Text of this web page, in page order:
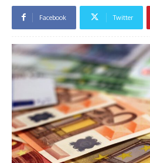
Facebook Twitter